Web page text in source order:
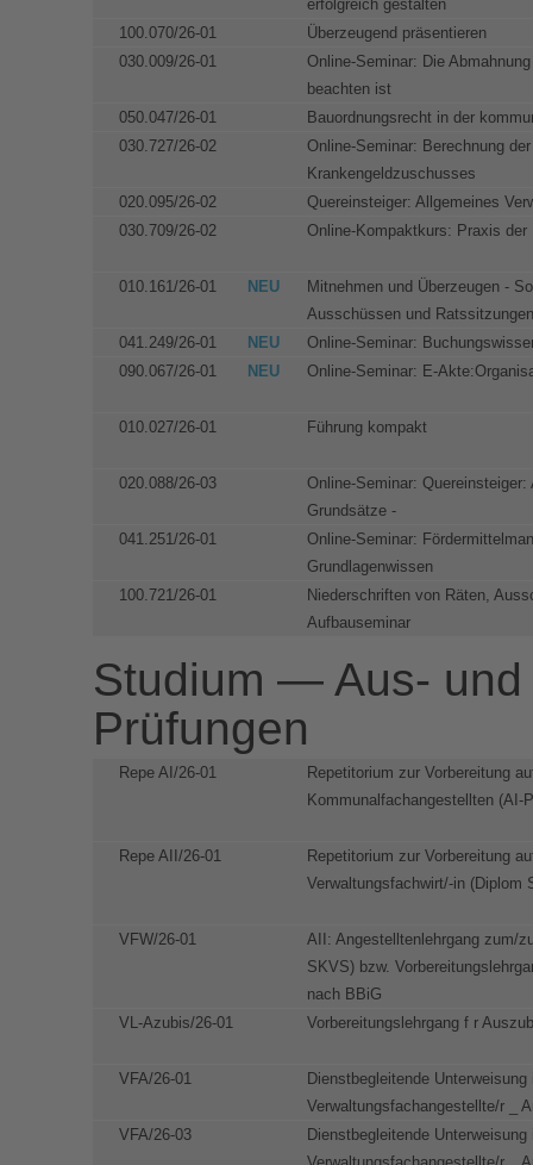
erfolgreich gestalten
100.070/26-01
Überzeugend präsentieren
030.009/26-01
Online-Seminar: Die
beachten ist
050.047/26-01
Bauordnungsrecht in der
030.727/26-02
Online-Seminar: Berechnung
Krankengeldzuschusses
020.095/26-02
Quereinsteiger: Allgemeines
030.709/26-02
Online-Kompaktkurs: Praxis der
010.161/26-01 NEU
Mitnehmen und Überzeugen -
Ausschüssen und Ratssitzungen
041.249/26-01
NEU
Online-Seminar:
090.067/26-01
NEU Online-Seminar: E-
010.027/26-01 Führung kompakt
020.088/26-03
Online-Seminar:
Grundsätze -
041.251/26-01
Online-Seminar:
Grundlagenwissen
100.721/26-01
Niederschriften von Räten,
Aufbauseminar
Studium — Aus-
Prüfungen
Repe AI/26-01
Repetitorium zur Vorbereitung
Kommunalfachangestellten (AI-
Repe AII/26-01
Repetitorium zur Vorbereitung
Verwaltungsfachwirt/-in (Diplom
VFW/26-01
AII: Angestelltenlehrgang zum/
SKVS) bzw.
nach BBiG
VL-Azubis/26-01
Vorbereitungslehrgang f r
VFA/26-01
Dienstbegleitende
Verwaltungsfachangestellte/r _
VFA/26-03
Dienstbegleitende